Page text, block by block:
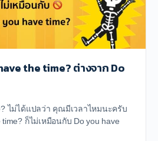
the time? ต่างจาก Do
ไม่ได้แปลว่า คุณมีเวลาไหมนะครับ
ก็ไม่เหมือนกับ Do you have